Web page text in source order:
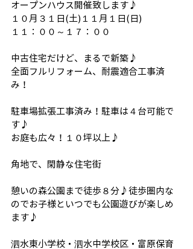
オープンハウス開催致します♪
１０月３１日(土)１１月１日(日)
１１：００～１７：００
中古住宅だけど、まるで新築♪
全面フルリフォーム、耐震適合工事済
み！
駐車場拡張工事済み！駐車は４台可能で
す♪
お庭も広々！１０坪以上♪
角地で、閑静な住宅街
憩いの森公園まで徒歩８分♪徒歩圏内な
のでお子様といつでも公園遊びが楽しめ
ます♪
泗水東小学校・泗水中学校区・富原保育